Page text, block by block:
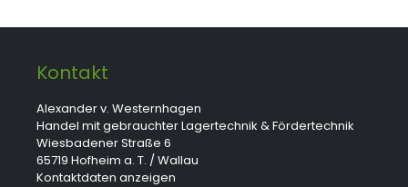
Kontakt
Alexander v. Westernhagen
Handel mit gebrauchter Lagertechnik & Fördertechnik
Wiesbadener Straße 6
65719 Hofheim a. T. / Wallau
Kontaktdaten anzeigen